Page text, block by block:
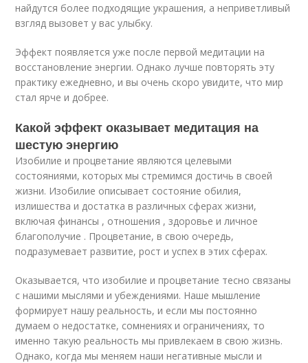
найдутся более подходящие украшения, а неприветливый
взгляд вызовет у вас улыбку.
Эффект появляется уже после первой медитации на
восстановление энергии. Однако лучше повторять эту
практику ежедневно, и вы очень скоро увидите, что мир
стал ярче и добрее.
Какой эффект оказывает медитация на
шестую энергию
Изобилие и процветание являются целевыми
состояниями, которых мы стремимся достичь в своей
жизни. Изобилие описывает состояние обилия,
излишества и достатка в различных сферах жизни,
включая финансы , отношения , здоровье и личное
благополучие . Процветание, в свою очередь,
подразумевает развитие, рост и успех в этих сферах.
Оказывается, что изобилие и процветание тесно связаны
с нашими мыслями и убеждениями. Наше мышление
формирует нашу реальность, и если мы постоянно
думаем о недостатке, сомнениях и ограничениях, то
именно такую реальность мы привлекаем в свою жизнь.
Однако, когда мы меняем наши негативные мысли и